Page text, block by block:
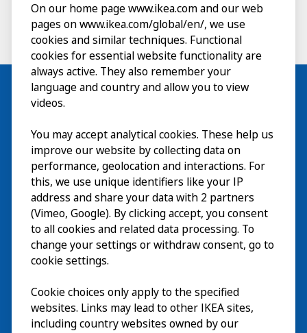
Besök
Utforska
På gång
Om
On our home page www.ikea.com and our web
pages on www.ikea.com/global/en/, we use
cookies and similar techniques. Functional
cookies for essential website functionality are
always active. They also remember your
language and country and allow you to view
videos.
You may accept analytical cookies. These help us
improve our website by collecting data on
performance, geolocation and interactions. For
this, we use unique identifiers like your IP
address and share your data with 2 partners
(Vimeo, Google). By clicking accept, you consent
to all cookies and related data processing. To
change your settings or withdraw consent, go to
cookie settings.
Cookie choices only apply to the specified
websites. Links may lead to other IKEA sites,
including country websites owned by our